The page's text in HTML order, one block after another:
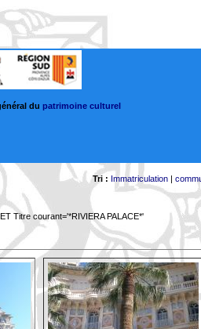
du patrimoine culturel
Tri : Immatriculation|
ET Titre courant='*RIVIERA PALACE*'